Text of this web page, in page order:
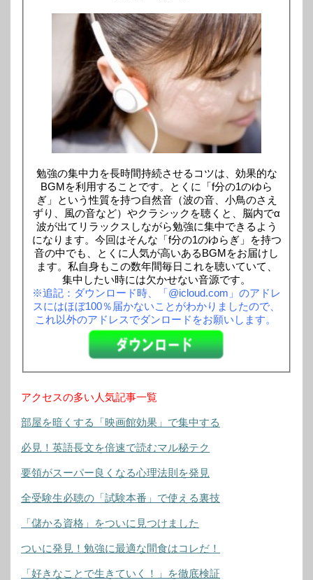
勉強の集中力を長時間持続させるコツは、効果的な
BGMを利用することです。とくに「f分の1のゆら
ぎ」という性質を持つ自然音（波の音、小鳥のさえ
ずり、風の音など）やクラシックを聴くと、脳内でα
波が出てリラックスしながら勉強に集中できるよう
になります。今回はそんな「f分の1のゆらぎ」を持つ
音の中でも、とくに人気が高いあるBGMをお届けし
ます。私自身もこの数年間毎日これを聴いていて、
集中したい時には欠かせない音源です。
※追記：ダウンロード時、「@icloud.com」のアドレ
スにはほぼ100％届かないことがわかりましたので、
これ以外のアドレスでダンロードをお願いします。
アクセスの多い人気記事一覧
部屋を暗くする「映画館効果」で集中する
必見！英語長文を倍速で読むマル秘テク
要領がスーパー良くなる心理法則を発見
全受験生必聴の「試験本番」で使える裏技
「儲かる資格」をついに見つけました
ついに発見！勉強に最適な間食はコレだ！
「好きなことで生きていく！」を徹底検証